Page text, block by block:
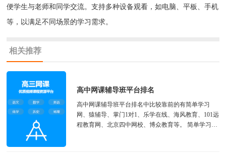
便学生与老师和同学交流。支持多种设备观看，如电脑、平板、手机
等，以满足不同场景的学习需求。
相关推荐
高中网课辅导班平台排名
高中网课辅导班平台排名中比较靠前的有简单学习
网、猿辅导、掌门1对1、乐学在线、海风教育、101远
程教育网、北京四中网校、博众教育等。 简单学习网